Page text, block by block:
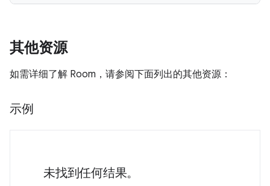
其他资源
如需详细了解 Room，请参阅下面列出的其他资源：
示例
未找到任何结果。